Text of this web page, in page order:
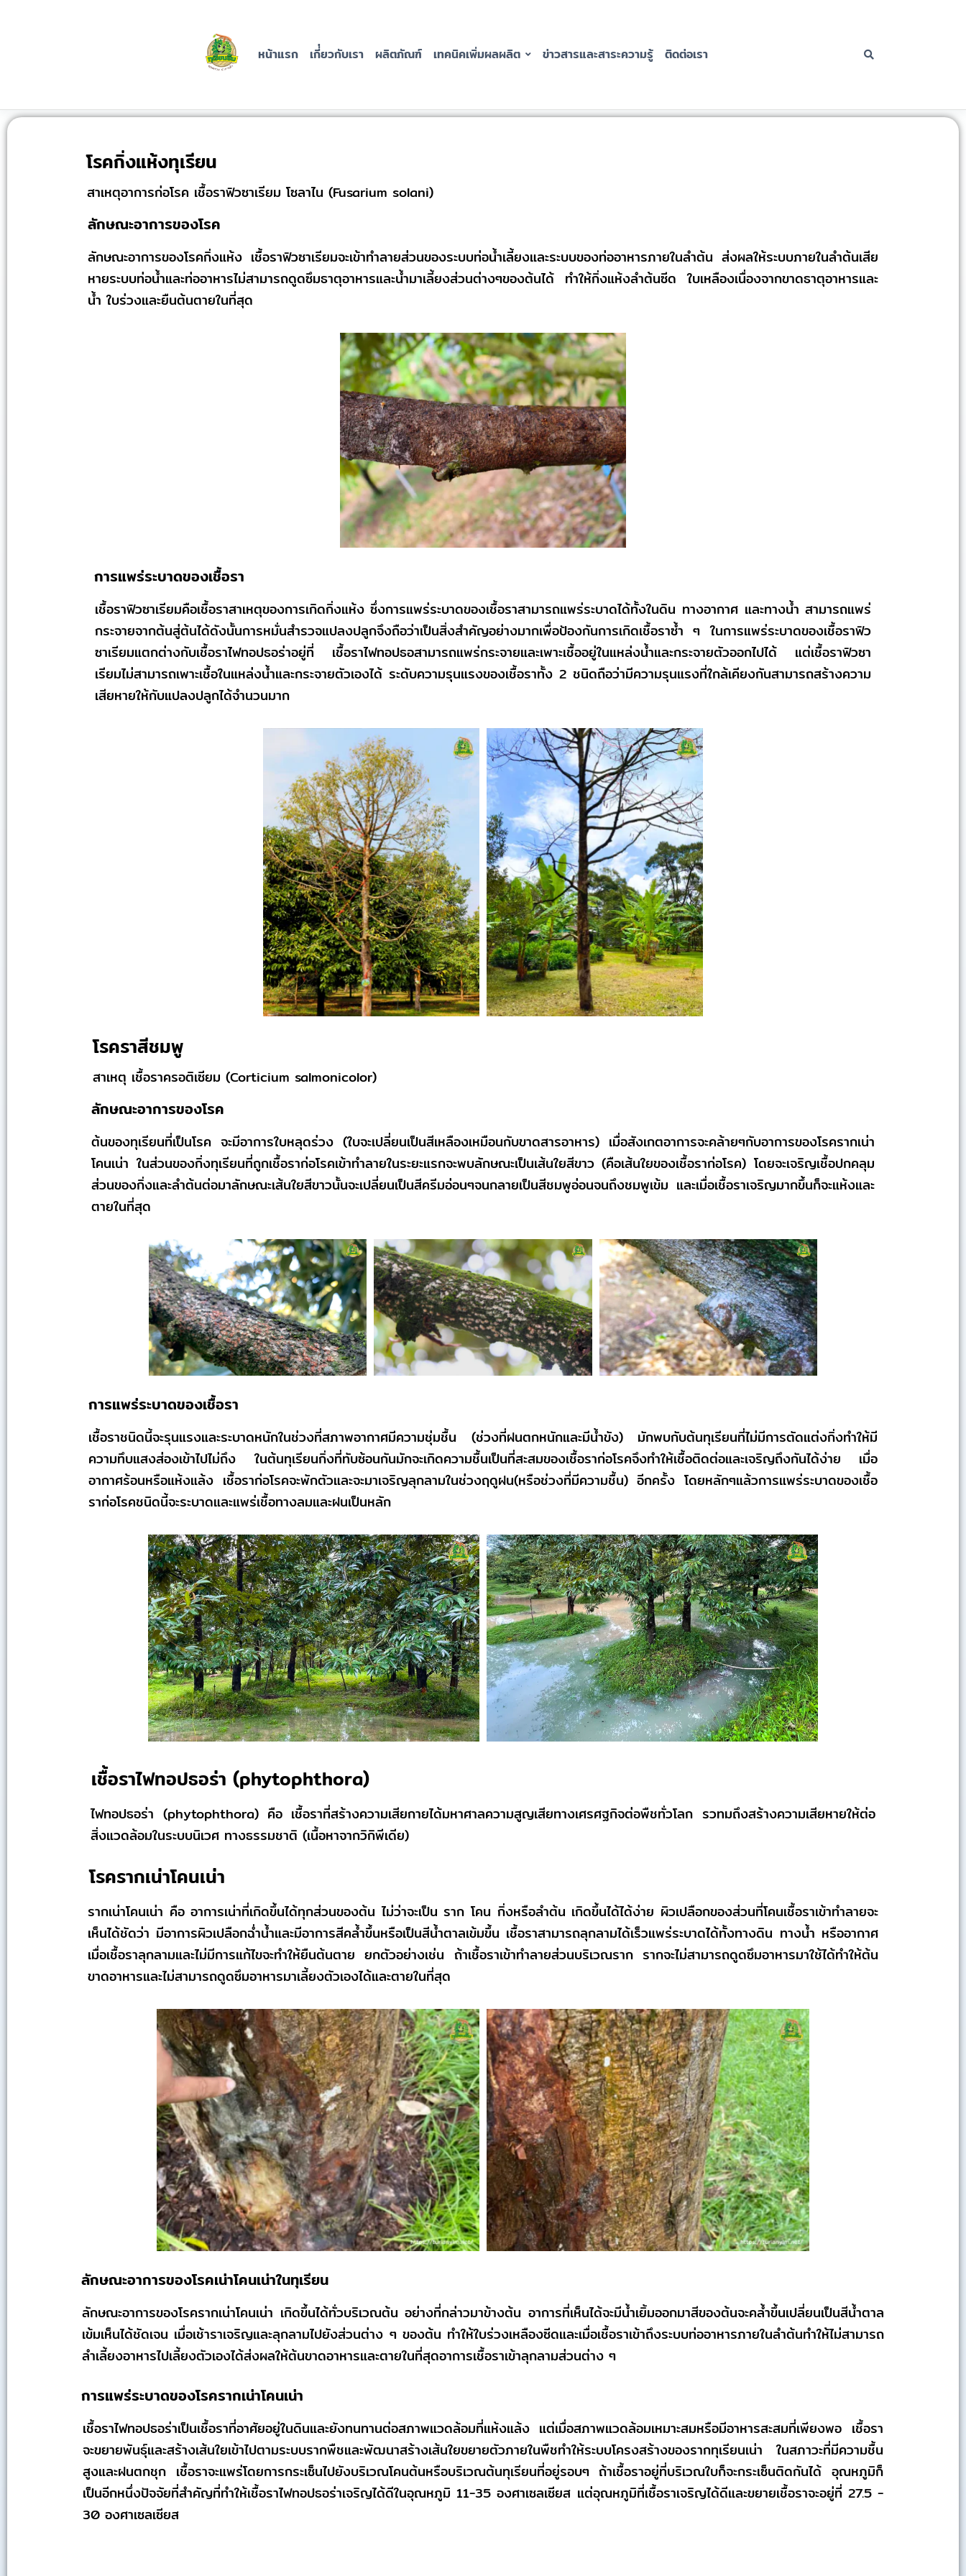
หน้าแรก เกี่่ยวกับเรา ผลิตภัณฑ์ เทคนิคเพิ่มผลผลิต ข่าวสารและสาระความรู้ ติดต่อเรา
โรคกิ่งแห้งทุเรียน
สาเหตุอาการก่อโรค เชื้อราฟิวซาเรียม โซลาไน (Fusarium solani)
ลักษณะอาการของโรค
ลักษณะอาการของโรคกิ่งแห้ง เชื้อราฟิวซาเรียมจะเข้าทำลายส่วนของระบบท่อน้ำเลี้ยงและระบบของท่ออาหารภายในลำต้น ส่งผลให้ระบบภายในลำต้นเสีย
หายระบบท่อน้ำและท่ออาหารไม่สามารถดูดซึมธาตุอาหารและน้ำมาเลี้ยงส่วนต่างๆของต้นได้ ทำให้กิ่งแห้งลำต้นซีด ใบเหลืองเนื่องจากขาดธาตุอาหารและ
น้ำ ใบร่วงและยืนต้นตายในที่สุด
การแพร่ระบาดของเชื้อรา
เชื้อราฟิวซาเรียมคือเชื้อราสาเหตุของการเกิดกิ่งแห้ง ซึ่งการแพร่ระบาดของเชื้อราสามารถแพร่ระบาดได้ทั้งในดิน ทางอากาศ และทางน้ำ สามารถแพร่
กระจายจากต้นสู่ต้นได้ดังนั้นการหมั่นสำรวจแปลงปลูกจึงถือว่าเป็นสิ่งสำคัญอย่างมากเพื่อป้องกันการเกิดเชื้อราซ้ำ ๆ ในการแพร่ระบาดของเชื้อราฟิว
ซาเรียมแตกต่างกับเชื้อราไฟทอปธอร่าอยู่ที่ เชื้อราไฟทอปธอสามารถแพร่กระจายและเพาะเชื้ออยู่ในแหล่งน้ำและกระจายตัวออกไปได้ แต่เชื้อราฟิวซา
เรียมไม่สามารถเพาะเชื้อในแหล่งน้ำและกระจายตัวเองได้ ระดับความรุนแรงของเชื้อราทั้ง 2 ชนิดถือว่ามีความรุนแรงที่ใกล้เคียงกันสามารถสร้างความ
เสียหายให้กับแปลงปลูกได้จำนวนมาก
โรคราสีชมพู
สาเหตุ เชื้อราครอติเซียม (Corticium salmonicolor)
ลักษณะอาการของโรค
ต้นของทุเรียนที่เป็นโรค จะมีอาการใบหลุดร่วง (ใบจะเปลี่ยนเป็นสีเหลืองเหมือนกับขาดสารอาหาร) เมื่อสังเกตอาการจะคล้ายๆกับอาการของโรครากเน่า
โคนเน่า ในส่วนของกิ่งทุเรียนที่ถูกเชื้อราก่อโรคเข้าทำลายในระยะแรกจะพบลักษณะเป็นเส้นใยสีขาว (คือเส้นใยของเชื้อราก่อโรค) โดยจะเจริญเชื้อปกคลุม
ส่วนของกิ่งและลำต้นต่อมาลักษณะเส้นใยสีขาวนั้นจะเปลี่ยนเป็นสีครีมอ่อนๆจนกลายเป็นสีชมพูอ่อนจนถึงชมพูเข้ม และเมื่อเชื้อราเจริญมากขึ้นก็จะแห้งและ
ตายในที่สุด
การแพร่ระบาดของเชื้อรา
เชื้อราชนิดนี้จะรุนแรงและระบาดหนักในช่วงที่สภาพอากาศมีความชุ่มชื้น (ช่วงที่ฝนตกหนักและมีน้ำขัง) มักพบกับต้นทุเรียนที่ไม่มีการตัดแต่งกิ่งทำให้มี
ความทึบแสงส่องเข้าไปไม่ถึง ในต้นทุเรียนกิ่งที่ทับซ้อนกันมักจะเกิดความชื้นเป็นที่สะสมของเชื้อราก่อโรคจึงทำให้เชื้อติดต่อและเจริญถึงกันได้ง่าย เมื่อ
อากาศร้อนหรือแห้งแล้ง เชื้อราก่อโรคจะพักตัวและจะมาเจริญลุกลามในช่วงฤดูฝน(หรือช่วงที่มีความชื้น) อีกครั้ง โดยหลักๆแล้วการแพร่ระบาดของเชื้อ
ราก่อโรคชนิดนี้จะระบาดและแพร่เชื้อทางลมและฝนเป็นหลัก
เชื้อราไฟทอปธอร่า (phytophthora)
ไฟทอปธอร่า (phytophthora) คือ เชื้อราที่สร้างความเสียกายได้มหาศาลความสูญเสียทางเศรศฐกิจต่อพืชทั่วโลก รวทมถึงสร้างความเสียหายให้ต่อ
สิ่งแวดล้อมในระบบนิเวศ ทางธรรมชาติ (เนื้อหาจากวิกิพีเดีย)
โรครากเน่าโคนเน่า
รากเน่าโคนเน่า คือ อาการเน่าที่เกิดขึ้นได้ทุกส่วนของต้น ไม่ว่าจะเป็น ราก โคน กิ่งหรือลำต้น เกิดขึ้นได้ได้ง่าย ผิวเปลือกของส่วนที่โคนเชื้อราเข้าทำลายจะ
เห็นได้ชัดว่า มีอาการผิวเปลือกฉ่ำน้ำและมีอาการสีคล้ำขึ้นหรือเป็นสีน้ำตาลเข้มขึ้น เชื้อราสามารถลุกลามได้เร็วแพร่ระบาดได้ทั้งทางดิน ทางน้ำ หรืออากาศ
เมื่อเชื้อราลุกลามและไม่มีการแก้ไขจะทำให้ยืนต้นตาย ยกตัวอย่างเช่น ถ้าเชื้อราเข้าทำลายส่วนบริเวณราก รากจะไม่สามารถดูดซึมอาหารมาใช้ได้ทำให้ต้น
ขาดอาหารและไม่สามารถดูดซึมอาหารมาเลี้ยงตัวเองได้และตายในที่สุด
ลักษณะอาการของโรคเน่าโคนเน่าในทุเรียน
ลักษณะอาการของโรครากเน่าโคนเน่า เกิดขึ้นได้ทั่วบริเวณต้น อย่างที่กล่าวมาข้างต้น อาการที่เห็นได้จะมีน้ำเยิ้มออกมาสีของต้นจะคล้ำขึ้นเปลี่ยนเป็นสีน้ำตาล
เข้มเห็นได้ชัดเจน เมื่อเช้าราเจริญและลุกลามไปยังส่วนต่าง ๆ ของต้น ทำให้ใบร่วงเหลืองซีดและเมื่อเชื้อราเข้าถึงระบบท่ออาหารภายในลำต้นทำให้ไม่สามารถ
ลำเลี้ยงอาหารไปเลี้ยงตัวเองได้ส่งผลให้ต้นขาดอาหารและตายในที่สุดอาการเชื้อราเข้าลุกลามส่วนต่าง ๆ
การแพร่ระบาดของโรครากเน่าโคนเน่า
เชื้อราไฟทอปธอร่าเป็นเชื้อราที่อาศัยอยู่ในดินและยังทนทานต่อสภาพแวดล้อมที่แห้งแล้ง แต่เมื่อสภาพแวดล้อมเหมาะสมหรือมีอาหารสะสมที่เพียงพอ เชื้อรา
จะขยายพันธุ์และสร้างเส้นใยเข้าไปตามระบบรากพืชและพัฒนาสร้างเส้นใยขยายตัวภายในพืชทำให้ระบบโครงสร้างของรากทุเรียนเน่า ในสภาวะที่มีความชื้น
สูงและฝนตกชุก เชื้อราจะแพร่โดยการกระเซ็นไปยังบริเวณโคนต้นหรือบริเวณต้นทุเรียนที่อยู่รอบๆ ถ้าเชื้อราอยู่ที่บริเวณใบก็จะกระเซ็นติดกันได้ อุณหภูมิก็
เป็นอีกหนึ่งปัจจัยที่สำคัญที่ทำให้เชื้อราไฟทอปธอร่าเจริญได้ดีในอุณหภูมิ 11-35 องศาเซลเซียส แต่อุณหภูมิที่เชื้อราเจริญได้ดีและขยายเชื้อราจะอยู่ที่ 27.5 -
30 องศาเซลเซียส